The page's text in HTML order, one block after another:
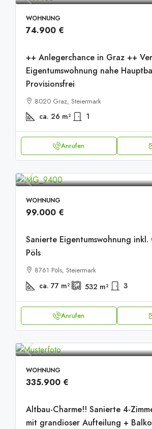
WOHNUNG
74.900 €
++ Anlegerchance in Graz ++
Eigentumswohnung nahe
Provisionsfrei
8020 Graz, Steiermark
ca. 26 m² 1
Anrufen
WOHNUNG
99.000 €
Sanierte Eigentumswohnung
Pöls
8761 Pöls, Steiermark
ca. 77 m² 532 m² 3
Anrufen
WOHNUNG
335.900 €
Altbau-Charme!! Sanierte 4-
mit grandioser Aufteilung +